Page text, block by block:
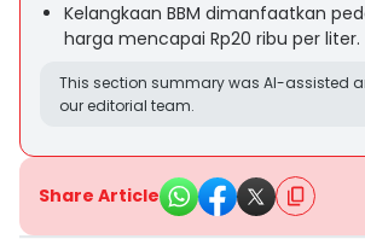
Kelangkaan BBM dimanfaatkan
harga mencapai Rp20 ribu per liter.
This section summary was AI-assisted
our editorial team.
Share Article